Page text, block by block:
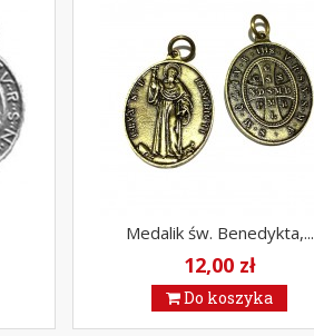
Medalik św. Benedykta,...
12,00 zł
Do koszyka